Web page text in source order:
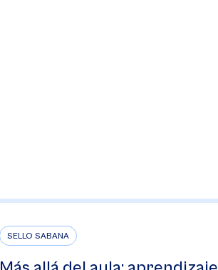
SELLO SABANA